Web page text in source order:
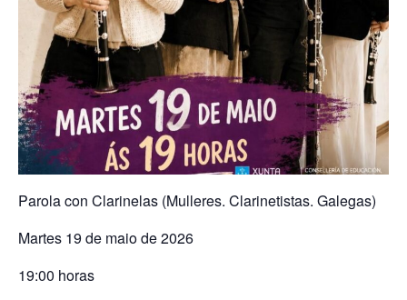
Parola con Clarinelas (Mulleres. Clarinetistas. Galegas)
Martes 19 de maio de 2026
19:00 horas